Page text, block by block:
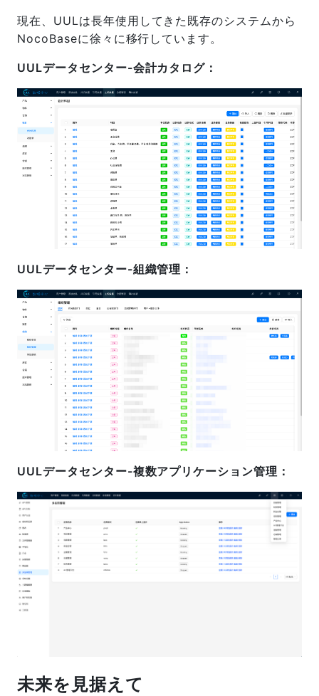
現在、UULは長年使用してきた既存のシステムから
NocoBaseに徐々に移行しています。
UULデータセンター-会計カタログ：
UULデータセンター-組織管理：
UULデータセンター-複数アプリケーション管理：
未来を見据えて